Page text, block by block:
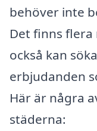
behöver inte
Det finns
också kan
erbjudanden
Här är några
städerna: